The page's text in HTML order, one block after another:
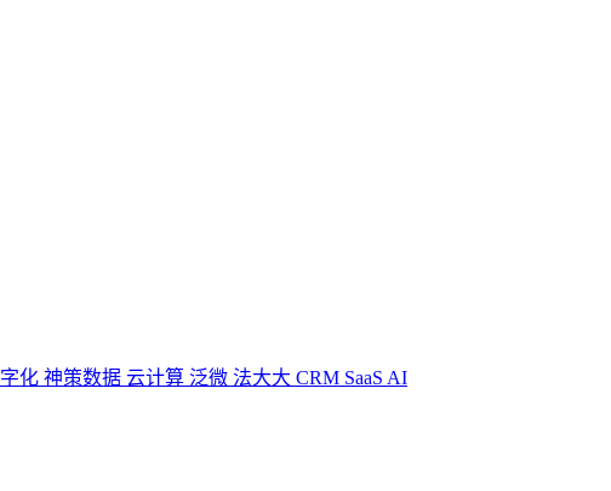
化 神策数据 云计算 泛微 法大大 CRM SaaS AI